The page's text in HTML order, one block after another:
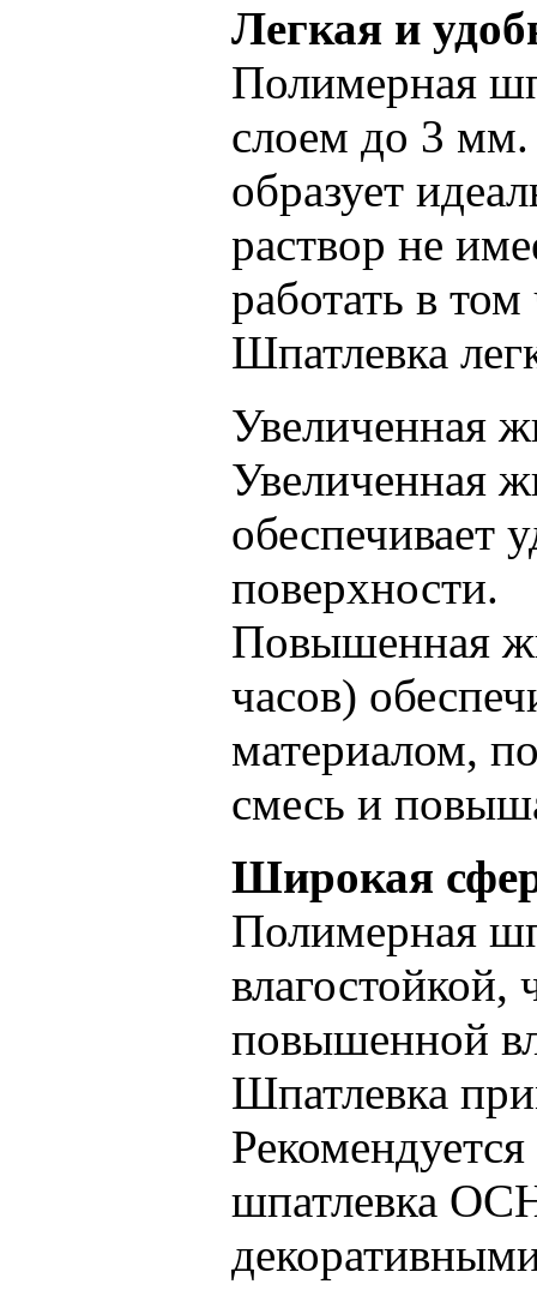
Легкая и
Полимерная
слоем до 3 мм.
образует
раствор не
работать в
Шпатлевка
Увеличенная
Увеличенная
обеспечивает
поверхности.
Повышенная
часов)
материалом,
смесь и
Широкая
Полимерная
влагостойкой,
повышенной
Шпатлевка
шпатлевка